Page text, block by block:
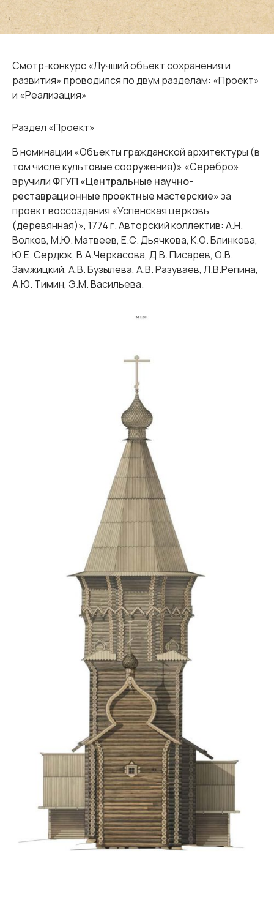
Смотр-конкурс «Лучший объект сохранения и
развития» проводился по двум разделам: «Проект»
и «Реализация»
Раздел «Проект»
В номинации «Объекты гражданской архитектуры (в
том числе культовые сооружения)» «Серебро»
вручили ФГУП «Центральные научно-
реставрационные проектные мастерские»за
проект воссоздания «Успенская церковь
(деревянная)», 1774 г. Авторский коллектив: А.Н.
Волков, М.Ю. Матвеев, Е.С. Дьячкова, К.О. Блинкова,
Ю.Е. Сердюк, В.А.Черкасова, Д.В. Писарев, О.В.
Замжицкий, А.В. Бузылева, А.В. Разуваев, Л.В.Репина,
А.Ю. Тимин, Э.М. Васильева.